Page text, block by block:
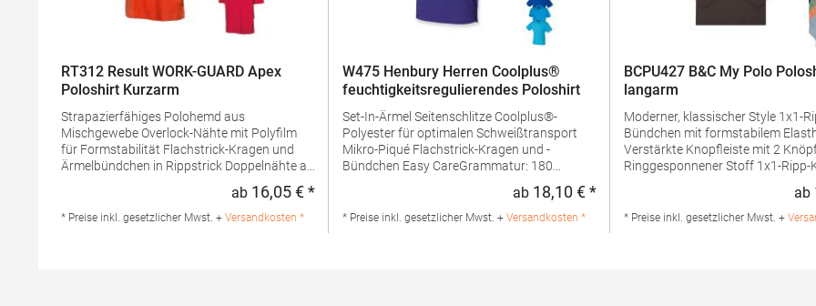
RT312 Result WORK-GUARD Apex
Poloshirt Kurzarm
Strapazierfähiges Polohemd aus
Mischgewebe Overlock-Nähte mit Polyfilm
für Formstabilität Flachstrick-Kragen und
Ärmelbündchen in Rippstrick Doppelnähte an
Kragen für die einfache
Regulärer Preis:
ab 16,05 € *
* Preise inkl. gesetzlicher Mwst. + Versandkosten *
W475 Henbury Herren Coolplus®
feuchtigkeitsregulierendes Poloshirt
Set-In-Ärmel Seitenschlitze Coolplus®-
Polyester für optimalen Schweißtransport
Mikro-Piqué Flachstrick-Kragen und -
Bündchen Easy CareGrammatur: 180
Produktsicherheit: Herst.-Nr.: H475Hersteller:
Regulärer Preis:
ab 18,10 € *
* Preise inkl. gesetzlicher Mwst. + Versandkosten *
BCPU427 B&C My Polo
langarm
Moderner, klassischer Style 1x1-Ripp-
Bündchen mit formstabilem
Verstärkte Knopfleiste mit 2
Ringgesponnener Stoff 1x1-Ripp-Kragen
und Seitenschlitze mit
Fischgrätband Feines Piqué Farblich
ab
* Preise inkl. gesetzlicher Mwst. +